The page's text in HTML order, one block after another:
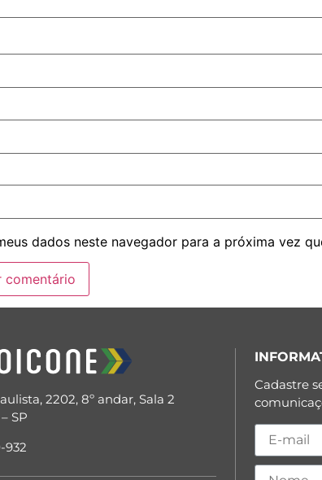
dados neste navegador para a próxima vez
2202, 8º andar, Sala 2
SP
932
Cadastre